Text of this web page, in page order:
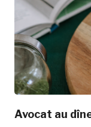
Avocat au